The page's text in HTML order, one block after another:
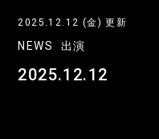
2025.12.12 (金) 更新
NEWS 出演
2025.12.12